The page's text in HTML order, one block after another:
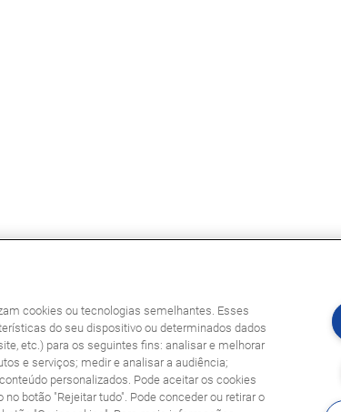
cookies ou tecnologias semelhantes. Esses
do seu dispositivo ou determinados dados
etc.) para os seguintes fins: analisar e melhorar
e serviços; medir e analisar a audiência;
personalizados. Pode aceitar os cookies
botão "Rejeitar tudo". Pode conceder ou retirar o